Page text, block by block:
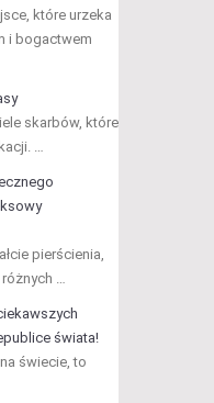
które urzeka
i bogactwem
skarbów, które
…
pierścienia,
…
świata!
świecie, to